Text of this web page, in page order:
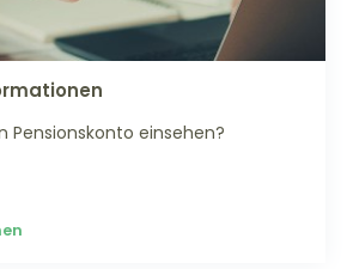
Pensionskonto einsehen?